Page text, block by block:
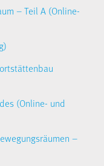
– Teil A (Online-
(Online- und
–